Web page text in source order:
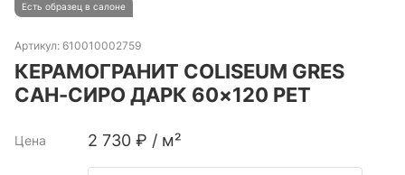
Есть образец в салоне
Артикул: 610010002759
КЕРАМОГРАНИТ COLISEUM GRES
САН-СИРО ДАРК 60×120 РЕТ
Цена 2 730 ₽ / м²